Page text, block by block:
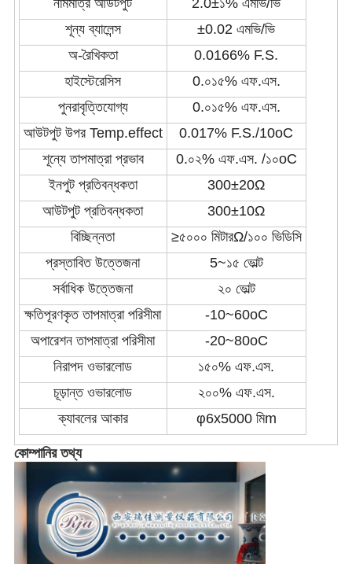
নামমাত্র আউটপুট 2.0±১% এমভি/ভি
শূন্য ব্যালেন্স
±0.02 এমভি/ভি
অ-রৈখিকতা
0.0166% F.S.
হাইস্টেরেসিস
0.০১৫% এফ.এস.
পুনরাবৃত্তিযোগ্য
0.০১৫% এফ.এস.
আউটপুট উপর Temp.effect
0.017% F.S./10oC
শূন্যে তাপমাত্রা প্রভাব
0.০২% এফ.এস. /১০oC
ইনপুট প্রতিবন্ধকতা
300±20Ω
আউটপুট প্রতিবন্ধকতা
300±10Ω
বিচ্ছিন্নতা
≥৫০০০ মিটারΩ/১০০ ভিডিসি
প্রস্তাবিত উত্তেজনা
5~১৫ ভোল্ট
সর্বাধিক উত্তেজনা
২০ ভোল্ট
ক্ষতিপূরণকৃত তাপমাত্রা পরিসীমা
-10~60oC
অপারেশন তাপমাত্রা পরিসীমা
-20~80oC
নিরাপদ ওভারলোড
১৫০% এফ.এস.
চূড়ান্ত ওভারলোড
২০০% এফ.এস.
ক্যাবলের আকার
φ6x5000 মিm
কোম্পানির তথ্য